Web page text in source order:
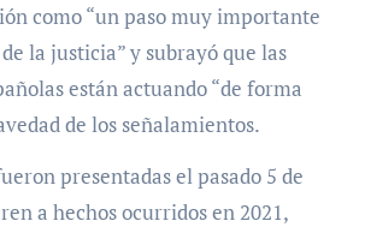
como “un paso muy importante
la justicia” y subrayó que las
están actuando “de forma
de los señalamientos.
presentadas el pasado 5 de
a hechos ocurridos en 2021,